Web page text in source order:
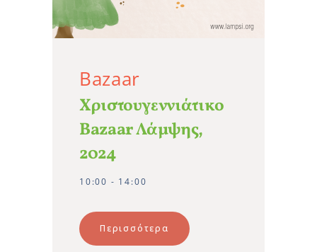
Bazaar
Χριστουγεννιάτικο
Bazaar Λάμψης,
2024
10:00 - 14:00
Περισσότερα